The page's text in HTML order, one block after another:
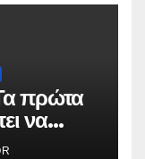
πρώτα
να